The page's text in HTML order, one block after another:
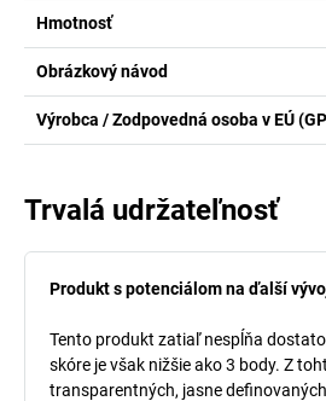
Hmotnosť
Obrázkový návod
Výrobca / Zodpovedná osoba v EÚ
Trvalá udržateľnosť
Produkt s potenciálom na ďalší
Tento produkt zatiaľ nespĺňa
skóre je však nižšie ako 3 body. Z
transparentných, jasne